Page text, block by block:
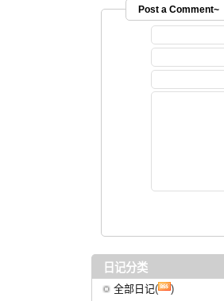
Post a Comment~
日记分类
全部日记(
)